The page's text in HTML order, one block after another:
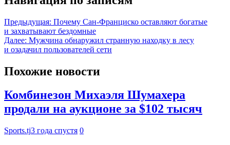
Предыдущая: Почему Сан-Франциско оставляют богатые
и захватывают бездомные
Далее: Мужчина обнаружил странную находку в лесу
и озадачил пользователей сети
Похожие новости
Комбинезон Михаэля Шумахера
продали на аукционе за $102 тысяч
Sports.tj3 года спустя 0